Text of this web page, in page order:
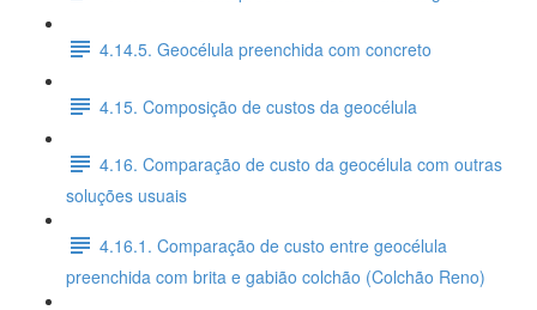
4.14.5. Geocélula preenchida com concreto
4.15. Composição de custos da geocélula
4.16. Comparação de custo da geocélula com outras
soluções usuais
4.16.1. Comparação de custo entre geocélula
preenchida com brita e gabião colchão (Colchão Reno)